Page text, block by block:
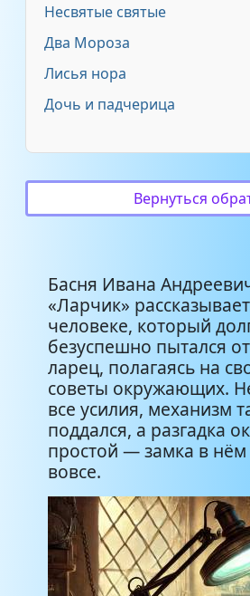
Несвятые святые
Два Мороза
Лисья нора
Дочь и падчерица
Вернуться
Басня Ивана
«Ларчик»
человеке, который
безуспешно пытался
ларец, полагаясь на
советы окружающих.
все усилия, механизм
поддался, а разгадка
простой — замка в
вовсе.